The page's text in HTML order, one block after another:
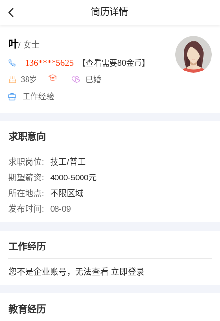
简历详情
叶/ 女士
136****5625 【查看需要80金币】
38岁 已婚
工作经验
求职意向
求职岗位:
技工/普工
期望薪资:
4000-5000元
所在地点:
不限区域
发布时间:
08-09
工作经历
您不是企业账号，无法查看 立即登录
教育经历